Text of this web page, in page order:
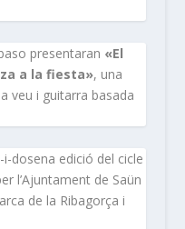
presentaran «El
a la fiesta», una
veu i guitarra basada
dosena edició del cicle
l’Ajuntament de Saün
de la Ribagorça i